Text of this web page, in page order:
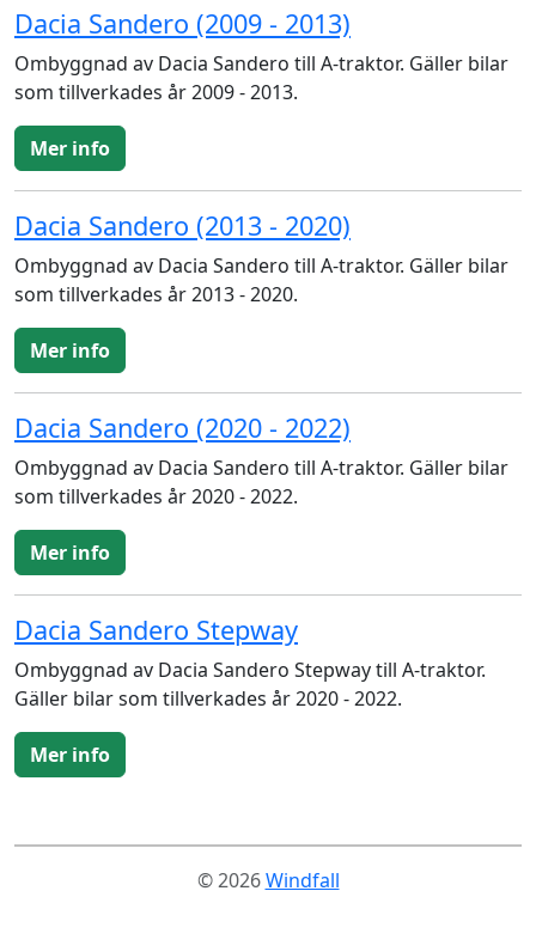
Dacia Sandero (2009 - 2013)
Ombyggnad av Dacia Sandero till A-traktor. Gäller bilar
som tillverkades år 2009 - 2013.
Mer info
Dacia Sandero (2013 - 2020)
Ombyggnad av Dacia Sandero till A-traktor. Gäller bilar
som tillverkades år 2013 - 2020.
Mer info
Dacia Sandero (2020 - 2022)
Ombyggnad av Dacia Sandero till A-traktor. Gäller bilar
som tillverkades år 2020 - 2022.
Mer info
Dacia Sandero Stepway
Ombyggnad av Dacia Sandero Stepway till A-traktor.
Gäller bilar som tillverkades år 2020 - 2022.
Mer info
© 2026Windfall